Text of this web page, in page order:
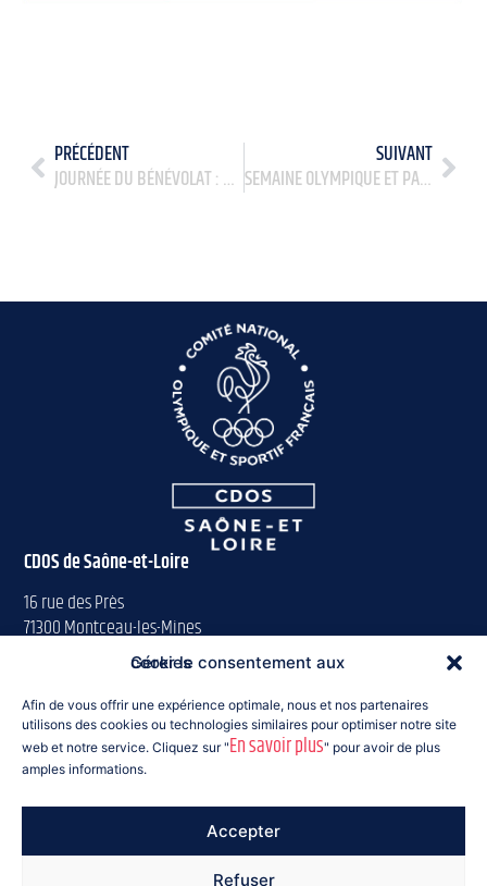
Gérer le consentement aux cookies
Afin de vous offrir une expérience optimale, nous et nos partenaires
utilisons des cookies ou technologies similaires pour optimiser notre site
web et notre service. Cliquez sur "En savoir plus" pour avoir de plus
amples informations.
Accepter
Refuser
PRÉCÉDENT
JOURNÉE DU BÉNÉVOLAT : « CES BÉNÉVOLES QUI S’ENGAGENT POUR LA PARITÉ »
SUIVANT
SEMAINE OLYMPIQUE ET PARALYMPIQUE 2026
CDOS de Saône-et-Loire
16 rue des Près
71300 Montceau-les-Mines
Tél : 03 85 57 63 00
saoneetloire@franceolympique.com
Suivez-nous :
© 2026 CDOS 71